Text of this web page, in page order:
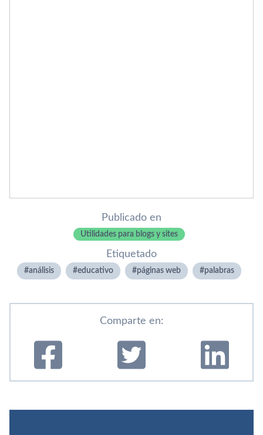
Publicado en
Utilidades para blogs y sites
Etiquetado
análisis educativo páginas web palabras
Comparte en: